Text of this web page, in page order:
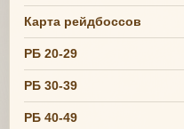
Карта рейдбоссов
РБ 20-29
РБ 30-39
РБ 40-49